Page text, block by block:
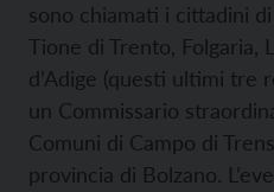
sono chiamati i cittadini di
Tione di Trento, Folgaria,
d’Adige (questi ultimi tre
un Commissario
Comuni di Campo di
provincia di Bolzano.